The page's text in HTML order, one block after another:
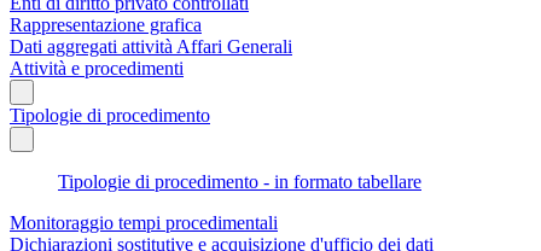
Rappresentazione grafica
Dati aggregati attività Affari Generali
Attività e procedimenti
Tipologie di procedimento
Tipologie di procedimento - in formato tabellare
Monitoraggio tempi procedimentali
Dichiarazioni sostitutive e acquisizione d'ufficio dei dati